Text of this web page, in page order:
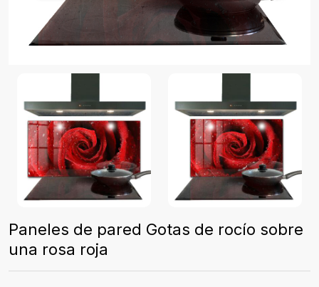
Paneles de pared Gotas de rocío sobre
una rosa roja